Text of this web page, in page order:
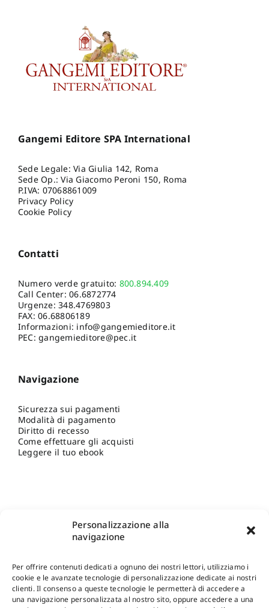
Personalizzazione alla
navigazione
Per offrire contenuti dedicati a ognuno dei nostri lettori, utilizziamo i
cookie e le avanzate tecnologie di personalizzazione dedicate ai nostri
clienti. Il consenso a queste tecnologie le permetterà di accedere a
una navigazione personalizzata al nostro sito, oppure accedere a una
Gangemi Editore SPA International
Sede Legale: Via Giulia 142, Roma
Sede Op.: Via Giacomo Peroni 150, Roma
P.IVA: 07068861009
Privacy Policy
Cookie Policy
Contatti
Numero verde gratuito: 800.894.409
Call Center:06.6872774
Urgenze:348.4769803
FAX: 06.68806189
Informazioni: info@gangemieditore.it
PEC: gangemieditore@pec.it
Navigazione
Sicurezza sui pagamenti
Modalità di pagamento
Diritto di recesso
Come effettuare gli acquisti
Leggere il tuo ebook